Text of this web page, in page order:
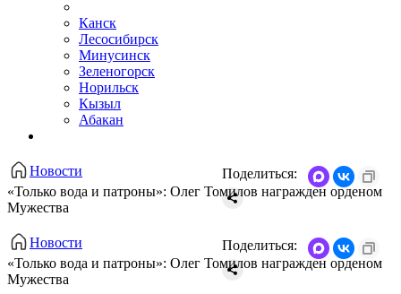
Канск
Лесосибирск
Минусинск
Зеленогорск
Норильск
Кызыл
Абакан
Новости
«Только вода и патроны»: Олег Томилов награжден орденом
Мужества
Поделиться:
Новости
«Только вода и патроны»: Олег Томилов награжден орденом
Мужества
Поделиться: